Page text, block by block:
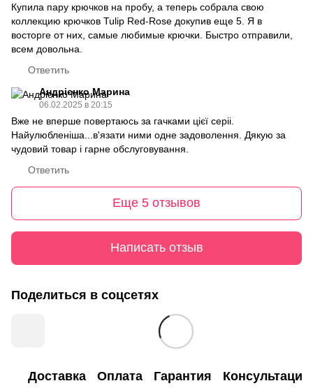
Купила пару крючков на пробу, а теперь собрала свою
коллекцию крючков Tulip Red-Rose докупив еще 5. Я в
восторге от них, самые любимые крючки. Быстро отправили,
всем довольна.
Ответить
Андрієнко Марина
06.02.2025 в 20:15
Вже не вперше повертаюсь за гачками цієї серіі.
Найулюбленіша...в'язати ними одне задоволення. Дякую за
чудовий товар і гарне обслуговування.
Ответить
Еще 5 отзывов
Написать отзыв
Поделиться в соцсетях
Доставка Оплата Гарантия Консультация